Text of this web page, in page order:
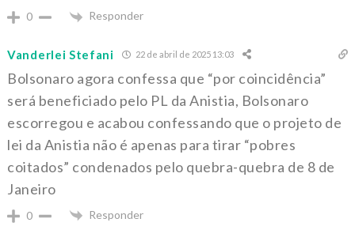
0 Responder
Vanderlei Stefani 22 de abril de 2025 13:03
Bolsonaro agora confessa que “por coincidência”
será beneficiado pelo PL da Anistia, Bolsonaro
escorregou e acabou confessando que o projeto de
lei da Anistia não é apenas para tirar “pobres
coitados” condenados pelo quebra-quebra de 8 de
Janeiro
0 Responder